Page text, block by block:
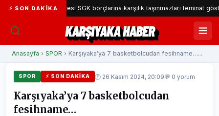
⚡ SON DAKIKA
Belediyesi SGK borçlarına karşılık taşınmazları teminat gösterecek
KARŞIYAKA HABER
Anasayfa › SPOR › Karşıyaka’ya 7 basketbolcudan fesihname…...
SPOR ⚡ SON DAKIKA 🕐 26 Kasım 2024, 20:09💬 0 yorum
Karşıyaka’ya 7 basketbolcudan
fesihname…